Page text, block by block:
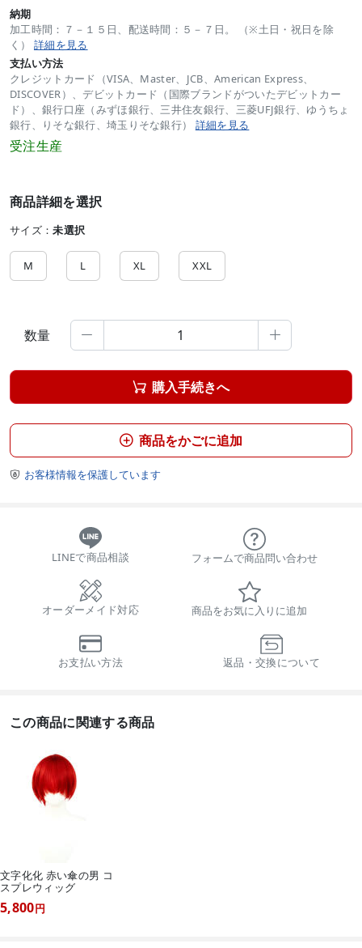
納期
加工時間：７－１５日、配送時間：５－７日。 （※土日・祝日を除
く） 詳細を見る
支払い方法
クレジットカード（VISA、Master、JCB、American Express、
DISCOVER）、デビットカード（国際ブランドがついたデビットカー
ド）、銀行口座（みずほ銀行、三井住友銀行、三菱UFJ銀行、ゆうちょ
銀行、りそな銀行、埼玉りそな銀行） 詳細を見る
受注生産
商品詳細を選択
サイズ：未選択
M L XL XXL
数量  
 購入手続きへ
 商品をかごに追加
 お客様情報を保護しています
LINEで商品相談 フォームで商品問い合わせ
オーダーメイド対応 商品をお気に入りに追加
お支払い方法 返品・交換について
この商品に関連する商品
文字化化 赤い傘の男 コ
スプレウィッグ
5,800円